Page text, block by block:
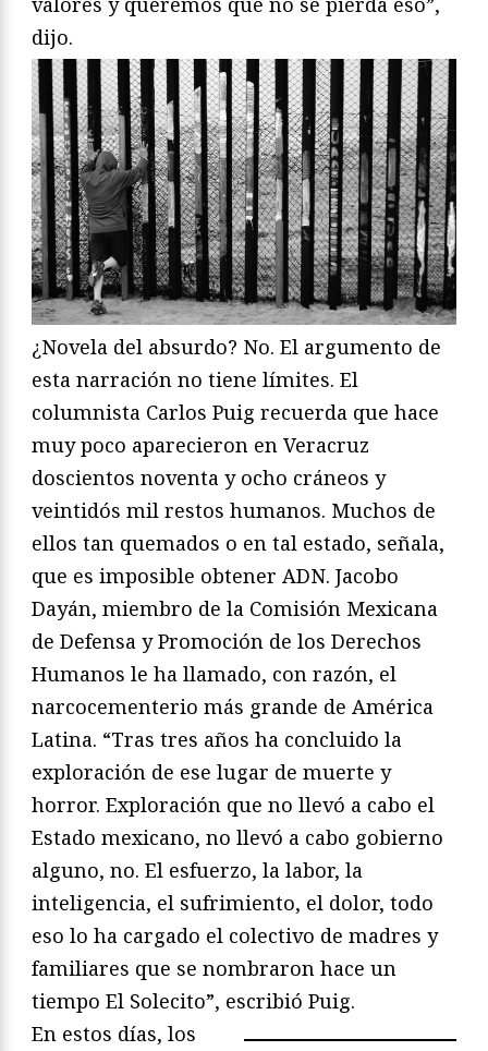
dijo.
¿Novela del absurdo? No. El argumento de
esta narración no tiene límites. El
columnista Carlos Puig recuerda que hace
muy poco aparecieron en Veracruz
doscientos noventa y ocho cráneos y
veintidós mil restos humanos. Muchos de
ellos tan quemados o en tal estado, señala,
que es imposible obtener ADN. Jacobo
Dayán, miembro de la Comisión Mexicana
de Defensa y Promoción de los Derechos
Humanos le ha llamado, con razón, el
narcocementerio más grande de América
Latina. “Tras tres años ha concluido la
exploración de ese lugar de muerte y
horror. Exploración que no llevó a cabo el
Estado mexicano, no llevó a cabo gobierno
alguno, no. El esfuerzo, la labor, la
inteligencia, el sufrimiento, el dolor, todo
eso lo ha cargado el colectivo de madres y
familiares que se nombraron hace un
tiempo El Solecito”, escribió Puig.
En estos días, los